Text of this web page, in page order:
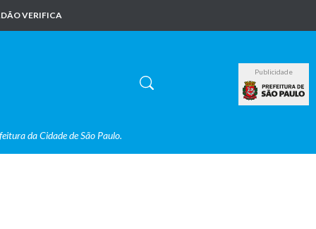
VERIFICA
Publicidade
da Cidade de São Paulo.